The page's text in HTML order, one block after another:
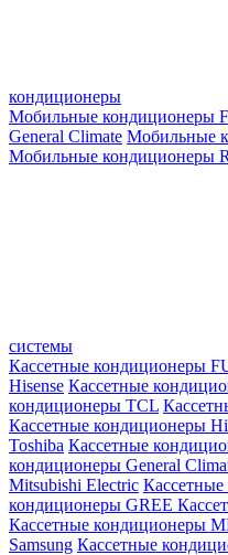
кондиционеры
Мобильные кондиционеры
General Climate Мобильные
Мобильные кондиционеры
системы
Кассетные кондиционеры
Hisense Кассетные
кондиционеры TCL
Кассетные кондиционеры
Toshiba Кассетные
кондиционеры General
Mitsubishi Electric
кондиционеры GREE
Кассетные кондиционеры
Samsung Кассетные